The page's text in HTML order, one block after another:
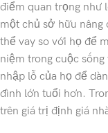
điểm quan trọng như
một chủ sở hữu nâng
thể vay so với họ để
niệm trong cuộc
nhập lỗ của họ để
đình lớn tuổi hơn.
trên giá trị định giá